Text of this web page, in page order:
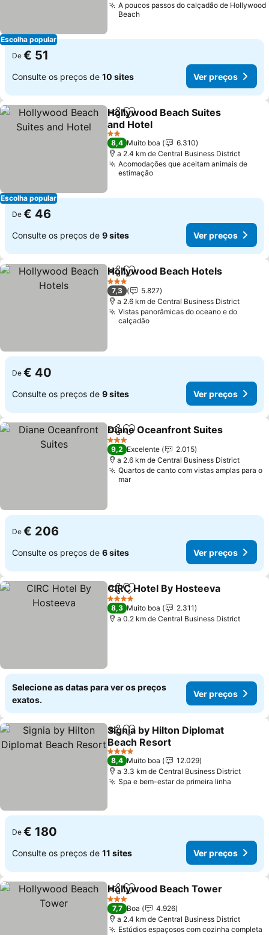
Escolha popular
A poucos passos do calçadão de Hollywood
Beach
De € 51
Consulte os preços de 10 sites Ver preços
Escolha popular
PartilharAdicionar aos favoritos
Hollywood Beach Suites
and Hotel
Ver preços
2 Estrelas
8,4 Muito boa
6.310
a 2.4 km de Central Business District
Acomodações que aceitam animais de
estimação
De € 46
Consulte os preços de 9 sites Ver preços
PartilharAdicionar aos favoritos
Hollywood Beach Hotels
3 Estrelas
7,3
5.827
a 2.6 km de Central Business District
Vistas panorâmicas do oceano e do
calçadão
De € 40
Consulte os preços de 9 sites Ver preços
PartilharAdicionar aos favoritos
Diane Oceanfront Suites
3 Estrelas
9,2 Excelente
2.015
a 2.6 km de Central Business District
Quartos de canto com vistas amplas para o
mar
De € 206
Consulte os preços de 6 sites Ver preços
PartilharAdicionar aos favoritos
CIRC Hotel By Hosteeva
4 Estrelas
8,3 Muito boa
2.311
a 0.2 km de Central Business District
Selecione as datas para ver os preços
exatos.
Ver preços
PartilharAdicionar aos favoritos
Signia by Hilton Diplomat
Beach Resort
Ver preços
4 Estrelas
8,4 Muito boa
12.029
a 3.3 km de Central Business District
Spa e bem-estar de primeira linha
De € 180
Consulte os preços de 11 sites Ver preços
PartilharAdicionar aos favoritos
Hollywood Beach Tower
3 Estrelas
7,7 Boa
4.926
a 2.4 km de Central Business District
Estúdios espaçosos com cozinha completa